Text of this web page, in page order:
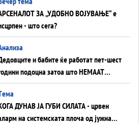
ЗА „УДОБНО ВОЈУВАЊЕ“ е
- што сега?
и бабите ќе работат пет-шест
подоцна затоа што НЕМААТ
ДА ГИ ЗАМЕНАТ
ДУНАВ ЈА ГУБИ СИЛАТА - црвен
на системската плоча од јужна